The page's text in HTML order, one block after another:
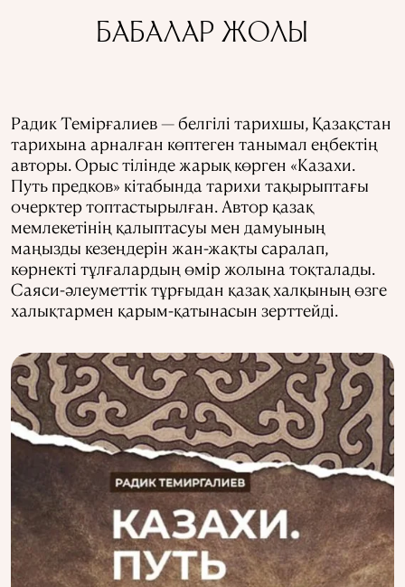
БАБАЛАР ЖОЛЫ
Радик Темірғалиев — белгілі тарихшы, Қазақстан
тарихына арналған көптеген танымал еңбектің
авторы. Орыс тілінде жарық көрген «Казахи.
Путь предков» кітабында тарихи тақырыптағы
очерктер топтастырылған. Автор қазақ
мемлекетінің қалыптасуы мен дамуының
маңызды кезеңдерін жан-жақты саралап,
көрнекті тұлғалардың өмір жолына тоқталады.
Саяси-әлеуметтік тұрғыдан қазақ халқының өзге
халықтармен қарым-қатынасын зерттейді.